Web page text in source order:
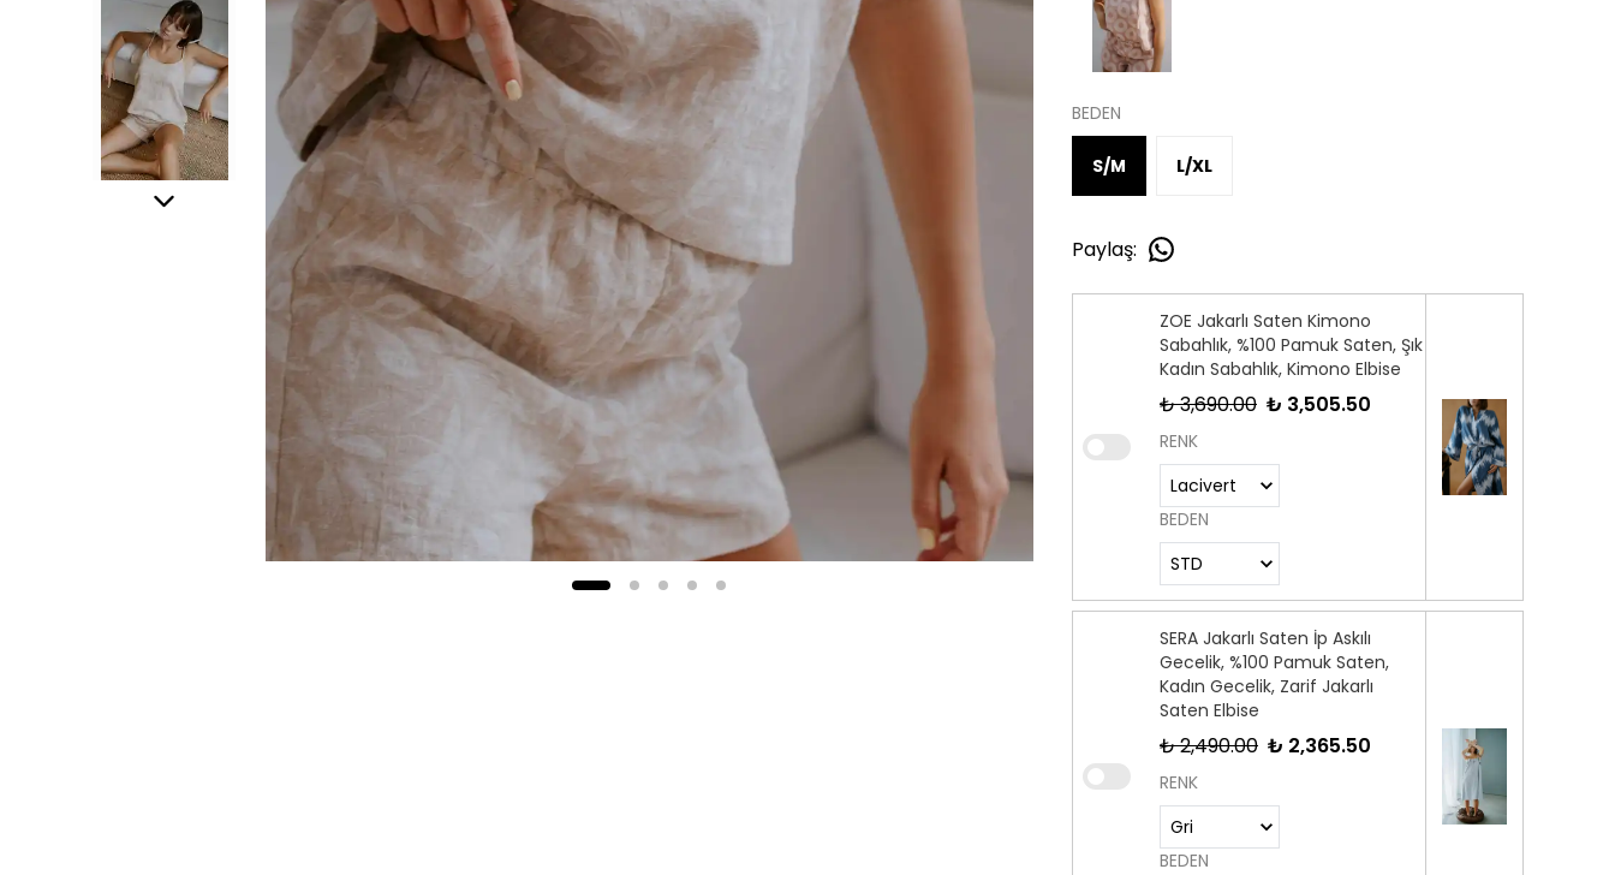
BEDEN
S/M L/XL
Paylaş:
ZOE Jakarlı Saten Kimono
Sabahlık, %100 Pamuk Saten, Şık
Kadın Sabahlık, Kimono Elbise
₺ 3,690.00 ₺ 3,505.50
RENK
BEDEN
SERA Jakarlı Saten İp Askılı
Gecelik, %100 Pamuk Saten,
Kadın Gecelik, Zarif Jakarlı
Saten Elbise
₺ 2,490.00 ₺ 2,365.50
RENK
BEDEN